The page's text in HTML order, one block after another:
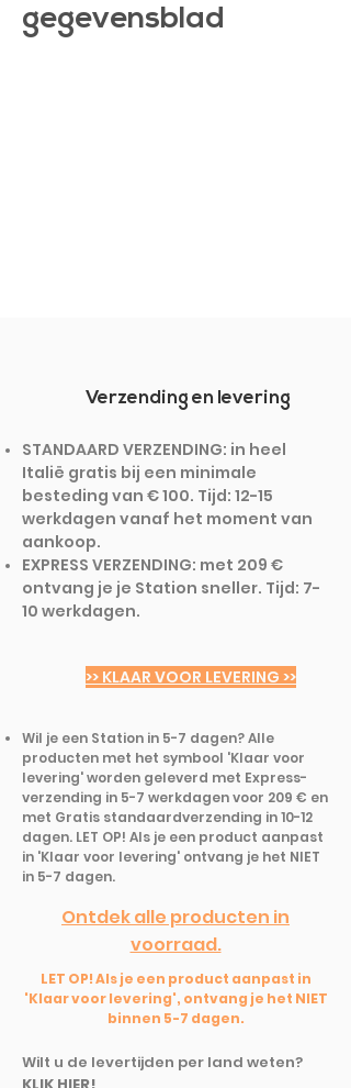
gegevensblad
Verzending en levering
STANDAARD VERZENDING: in heel
Italië gratis bij een minimale
besteding van € 100. Tijd: 12-15
werkdagen vanaf het moment van
aankoop.
EXPRESS VERZENDING: met 209 €
ontvang je je Station sneller. Tijd: 7-
10 werkdagen.
>> KLAAR VOOR LEVERING >>
Wil je een Station in 5-7 dagen? Alle
producten met het symbool 'Klaar voor
levering' worden geleverd met Express-
verzending in 5-7 werkdagen voor 209 € en
met Gratis standaardverzending in 10-12
dagen. LET OP! Als je een product aanpast
in 'Klaar voor levering' ontvang je het NIET
in 5-7 dagen.
Ontdek alle producten in
voorraad.
LET OP! Als je een product aanpast in
'Klaar voor levering', ontvang je het NIET
binnen 5-7 dagen.
Wilt u de levertijden per land weten?